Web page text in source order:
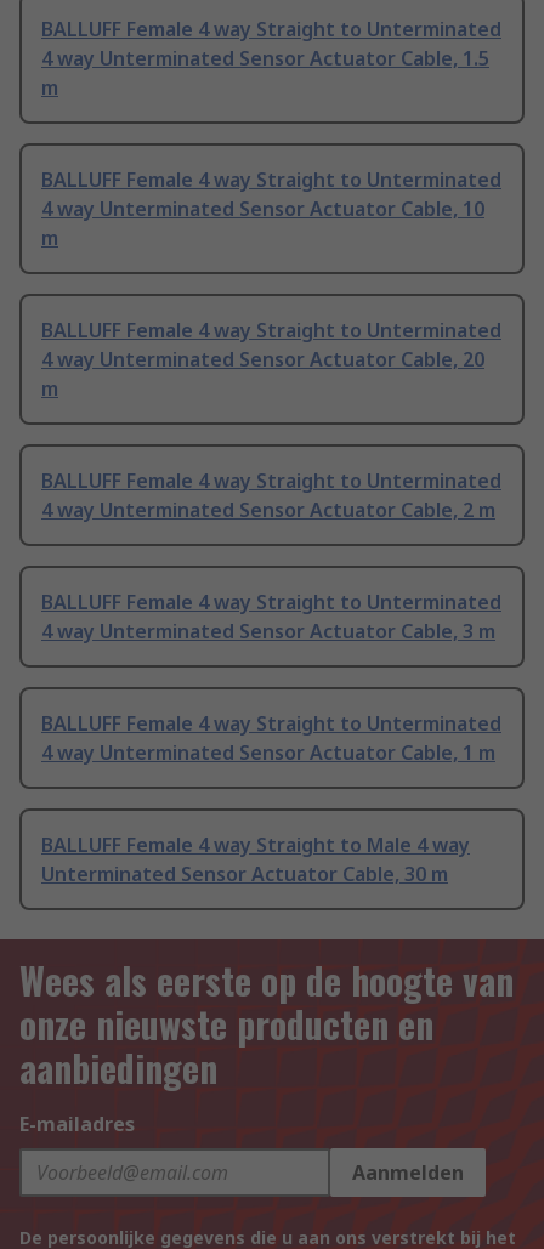
BALLUFF Female 4 way Straight to Unterminated
4 way Unterminated Sensor Actuator Cable, 1.5
m
BALLUFF Female 4 way Straight to Unterminated
4 way Unterminated Sensor Actuator Cable, 10
m
BALLUFF Female 4 way Straight to Unterminated
4 way Unterminated Sensor Actuator Cable, 20
m
BALLUFF Female 4 way Straight to Unterminated
4 way Unterminated Sensor Actuator Cable, 2 m
BALLUFF Female 4 way Straight to Unterminated
4 way Unterminated Sensor Actuator Cable, 3 m
BALLUFF Female 4 way Straight to Unterminated
4 way Unterminated Sensor Actuator Cable, 1 m
BALLUFF Female 4 way Straight to Male 4 way
Unterminated Sensor Actuator Cable, 30 m
Wees als eerste op de hoogte van
onze nieuwste producten en
aanbiedingen
E-mailadres
Aanmelden
De persoonlijke gegevens die u aan ons verstrekt bij het